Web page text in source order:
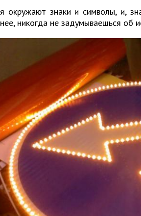
окружают знаки и символы, и,
никогда не задумываешься об